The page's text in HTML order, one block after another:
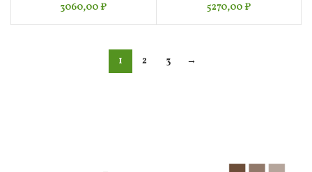
3060,00₽
5270,00₽
1 2 3 →